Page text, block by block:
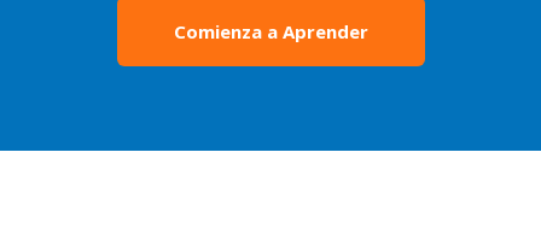
Comienza a Aprender